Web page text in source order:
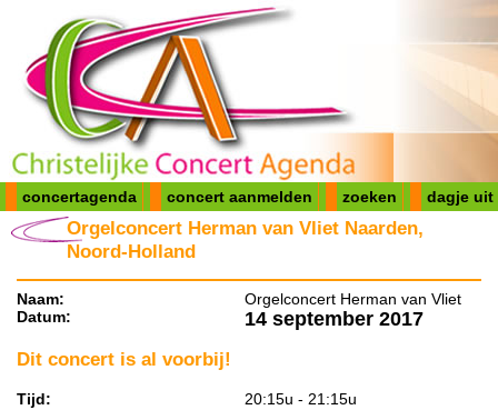
concertagenda concert aanmelden zoeken dagje uit
Orgelconcert Herman van Vliet Naarden,
Noord-Holland
Naam:
Orgelconcert Herman van Vliet
Datum:
14 september 2017
Dit concert is al voorbij!
Tijd:
20:15u - 21:15u